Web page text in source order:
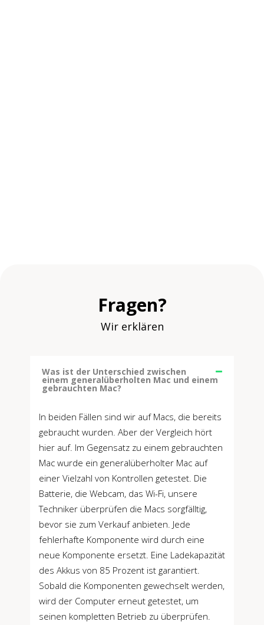
Fragen?
Wir erklären
Was ist der Unterschied zwischen
einem generalüberholten Mac und einem
gebrauchten Mac?
In beiden Fällen sind wir auf Macs, die bereits
gebraucht wurden. Aber der Vergleich hört
hier auf. Im Gegensatz zu einem gebrauchten
Mac wurde ein generalüberholter Mac auf
einer Vielzahl von Kontrollen getestet. Die
Batterie, die Webcam, das Wi-Fi, unsere
Techniker überprüfen die Macs sorgfälltig,
bevor sie zum Verkauf anbieten. Jede
fehlerhafte Komponente wird durch eine
neue Komponente ersetzt. Eine Ladekapazität
des Akkus von 85 Prozent ist garantiert.
Sobald die Komponenten gewechselt werden,
wird der Computer erneut getestet, um
seinen kompletten Betrieb zu überprüfen.